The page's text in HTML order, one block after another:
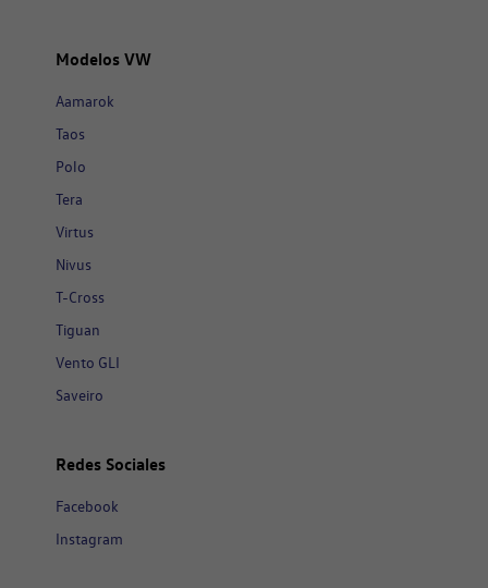
Modelos VW
Aamarok
Taos
Polo
Tera
Virtus
Nivus
T-Cross
Tiguan
Vento GLI
Saveiro
Redes Sociales
Facebook
Instagram